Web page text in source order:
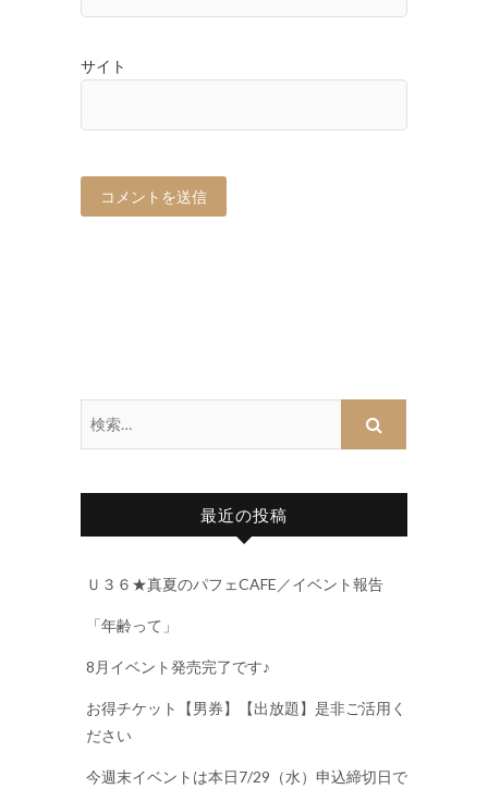
サイト
最近の投稿
Ｕ３６★真夏のパフェCAFE／イベント報告
「年齢って」
8月イベント発売完了です♪
お得チケット【男券】【出放題】是非ご活用く
ださい
今週末イベントは本日7/29（水）申込締切日で